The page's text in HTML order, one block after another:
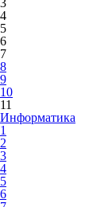
3
4
5
6
7
8
9
10
11
Информатика
1
2
3
4
5
6